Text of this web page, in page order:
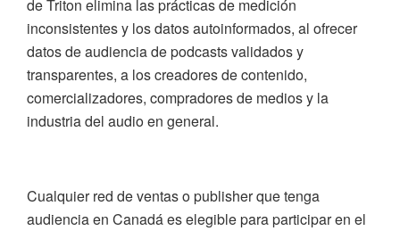
de Triton elimina las prácticas de medición
inconsistentes y los datos autoinformados, al ofrecer
datos de audiencia de podcasts validados y
transparentes, a los creadores de contenido,
comercializadores, compradores de medios y la
industria del audio en general.
Cualquier red de ventas o publisher que tenga
audiencia en Canadá es elegible para participar en el